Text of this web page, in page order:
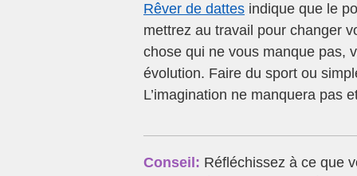
Rêver de dattes indique que le
mettrez au travail pour changer
chose qui ne vous manque pas,
évolution. Faire du sport ou
L’imagination ne manquera pas
Conseil: Réfléchissez à ce que